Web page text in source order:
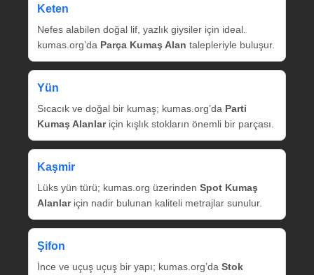
Keten
Nefes alabilen doğal lif, yazlık giysiler için ideal.
kumas.org’da Parça Kumaş Alan talepleriyle buluşur.
Yün
Sıcacık ve doğal bir kumaş; kumas.org’da Parti
Kumaş Alanlariçin kışlık stokların önemli bir parçası.
Kaşmir
Lüks yün türü; kumas.org üzerinden Spot Kumaş
Alanlariçin nadir bulunan kaliteli metrajlar sunulur.
Şifon
İnce ve uçuş uçuş bir yapı; kumas.org’da Stok